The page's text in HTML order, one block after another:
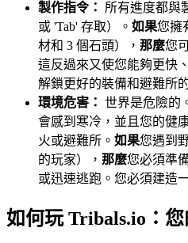
製作指令：
所有進度都與
或 'Tab' 存取）。 如果您擁
材和 3 個石頭）， 那麼您
這反過來又使您能夠更快
解鎖更好的裝備和避難所
環境危害： 世界是危險的
會感到寒冷，並且您的健
火或避難所。 如果您遇到
的玩家）， 那麼您必須準
或迅速逃跑。您必須建造
如何玩 Tribals.io：